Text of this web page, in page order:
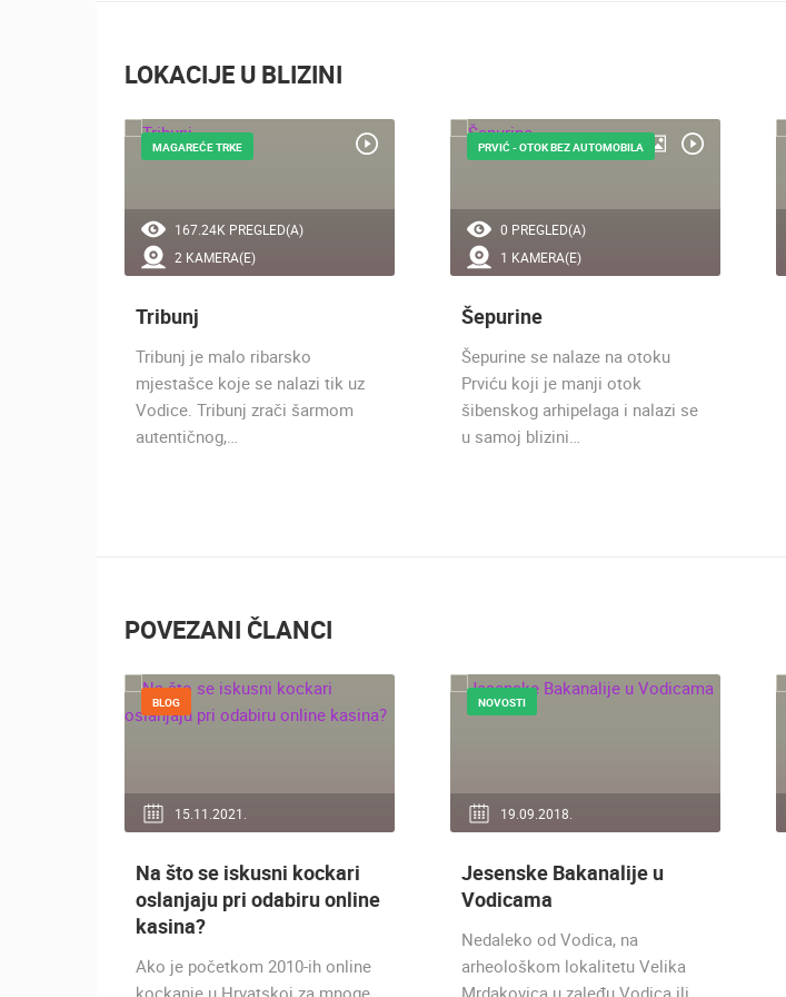
LOKACIJE U BLIZINI
167.24K PREGLED(A)
2 KAMERA(E)
MAGAREĆE TRKE
Tribunj
Tribunj je malo ribarsko
mjestašce koje se nalazi tik uz
Vodice. Tribunj zrači šarmom
autentičnog,…
0 PREGLED(A)
1 KAMERA(E)
PRVIĆ - OTOK BEZ AUTOMOBILA
Šepurine
Šepurine se nalaze na otoku
Prviću koji je manji otok
šibenskog arhipelaga i nalazi se
u samoj blizini…
POVEZANI ČLANCI
15.11.2021.
BLOG
Na što se iskusni kockari
oslanjaju pri odabiru online
kasina?
Ako je početkom 2010-ih online
kockanje u Hrvatskoj za mnoge
19.09.2018.
NOVOSTI
Jesenske Bakanalije u
Vodicama
Nedaleko od Vodica, na
arheološkom lokalitetu Velika
Mrdakovica u zaleđu Vodica ili